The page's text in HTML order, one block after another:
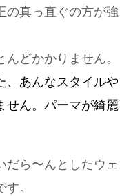
の真っ直ぐの方が強
どかかりません。
、あんなスタイルや
せん。パーマが綺麗
だら〜んとしたウェ
。